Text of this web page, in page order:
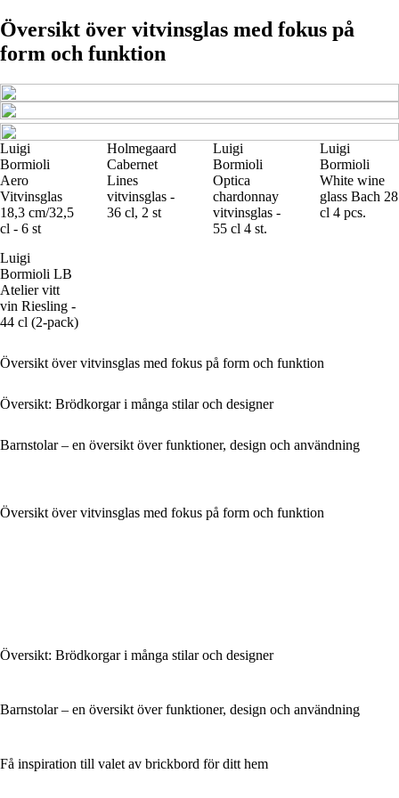
Översikt över vitvinsglas med fokus på
form och funktion
Luigi
Bormioli
Aero
Vitvinsglas
18,3 cm/32,5
cl - 6 st
Holmegaard
Cabernet
Lines
vitvinsglas -
36 cl, 2 st
Luigi
Bormioli
Optica
chardonnay
vitvinsglas -
55 cl 4 st.
Luigi
Bormioli
White wine
glass Bach 28
cl 4 pcs.
Luigi
Bormioli LB
Atelier vitt
vin Riesling -
44 cl (2-pack)
Översikt över vitvinsglas med fokus på form och funktion
Översikt: Brödkorgar i många stilar och designer
Barnstolar – en översikt över funktioner, design och användning
Översikt över vitvinsglas med fokus på form och funktion
Översikt: Brödkorgar i många stilar och designer
Barnstolar – en översikt över funktioner, design och användning
Få inspiration till valet av brickbord för ditt hem